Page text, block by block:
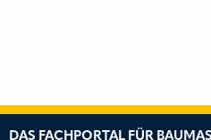
DAS FACHPORTAL FÜR